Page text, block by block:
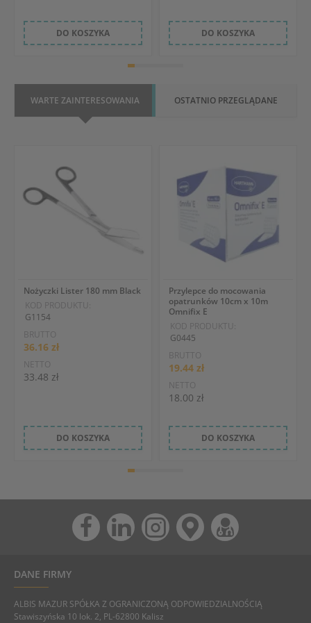
DO KOSZYKA DO KOSZYKA
WARTE ZAINTERESOWANIA OSTATNIO PRZEGLĄDANE
Nożyczki Lister 180 mm Black
KOD PRODUKTU:
G1154
BRUTTO
36.16 zł
NETTO
33.48 zł
DO KOSZYKA
Przylepce do mocowania
opatrunków 10cm x 10m
Omnifix E
KOD PRODUKTU:
G0445
BRUTTO
19.44 zł
NETTO
18.00 zł
DO KOSZYKA
DANE FIRMY
ALBIS MAZUR SPÓŁKA Z OGRANICZONĄ ODPOWIEDZIALNOŚCIĄ
Stawiszyńska 10 lok. 2, PL-62800 Kalisz